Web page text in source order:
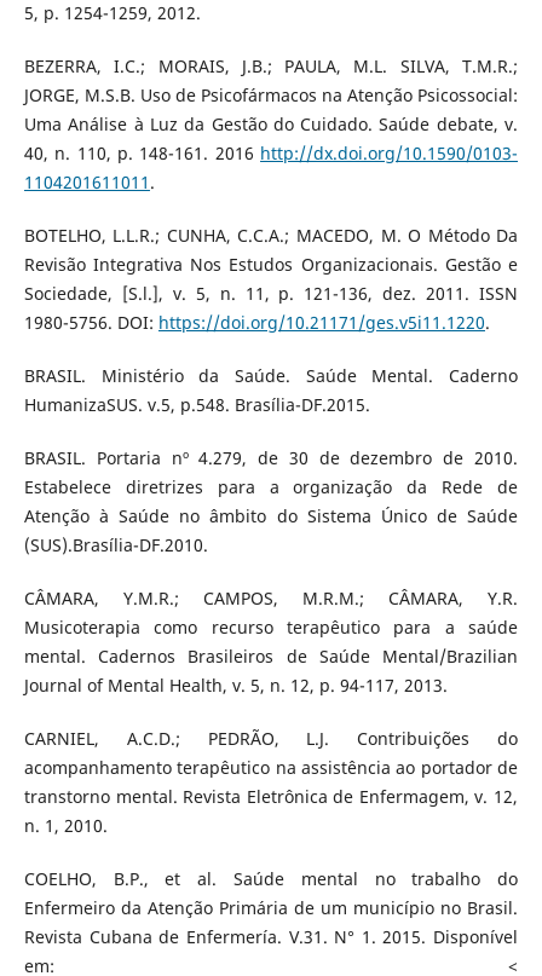
5, p. 1254-1259, 2012.
BEZERRA, I.C.; MORAIS, J.B.; PAULA, M.L. SILVA, T.M.R.;
JORGE, M.S.B. Uso de Psicofármacos na Atenção Psicossocial:
Uma Análise à Luz da Gestão do Cuidado. Saúde debate, v.
40, n. 110, p. 148-161. 2016 http://dx.doi.org/10.1590/0103-
1104201611011 .
BOTELHO, L.L.R.; CUNHA, C.C.A.; MACEDO, M. O Método Da
Revisão Integrativa Nos Estudos Organizacionais. Gestão e
Sociedade, [S.l.], v. 5, n. 11, p. 121-136, dez. 2011. ISSN
1980-5756. DOI: https://doi.org/10.21171/ges.v5i11.1220.
BRASIL. Ministério da Saúde. Saúde Mental. Caderno
HumanizaSUS. v.5, p.548. Brasília-DF.2015.
BRASIL. Portaria nº 4.279, de 30 de dezembro de 2010.
Estabelece diretrizes para a organização da Rede de
Atenção à Saúde no âmbito do Sistema Único de Saúde
(SUS).Brasília-DF.2010.
CÂMARA, Y.M.R.; CAMPOS, M.R.M.; CÂMARA, Y.R.
Musicoterapia como recurso terapêutico para a saúde
mental. Cadernos Brasileiros de Saúde Mental/Brazilian
Journal of Mental Health, v. 5, n. 12, p. 94-117, 2013.
CARNIEL, A.C.D.; PEDRÃO, L.J. Contribuições do
acompanhamento terapêutico na assistência ao portador de
transtorno mental. Revista Eletrônica de Enfermagem, v. 12,
n. 1, 2010.
COELHO, B.P., et al. Saúde mental no trabalho do
Enfermeiro da Atenção Primária de um município no Brasil.
Revista Cubana de Enfermería. V.31. N° 1. 2015. Disponível
em: <